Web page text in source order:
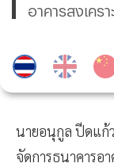
อาคารสงเค
นายอนุกูล ปีดแก้
จัดการธนาคารอ